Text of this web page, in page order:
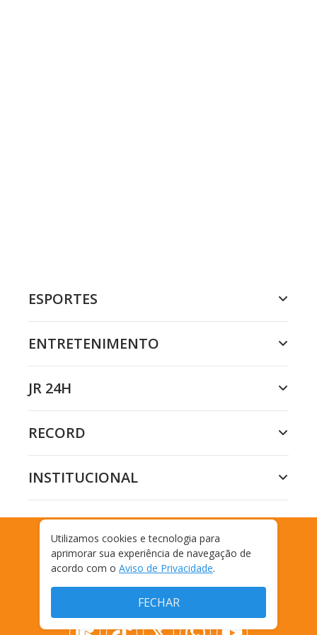
ESPORTES
ENTRETENIMENTO
JR 24H
RECORD
INSTITUCIONAL
MAKES E AFINS
Utilizamos cookies e tecnologia para
aprimorar sua experiência de navegação de
acordo com o Aviso de Privacidade.
FECHAR